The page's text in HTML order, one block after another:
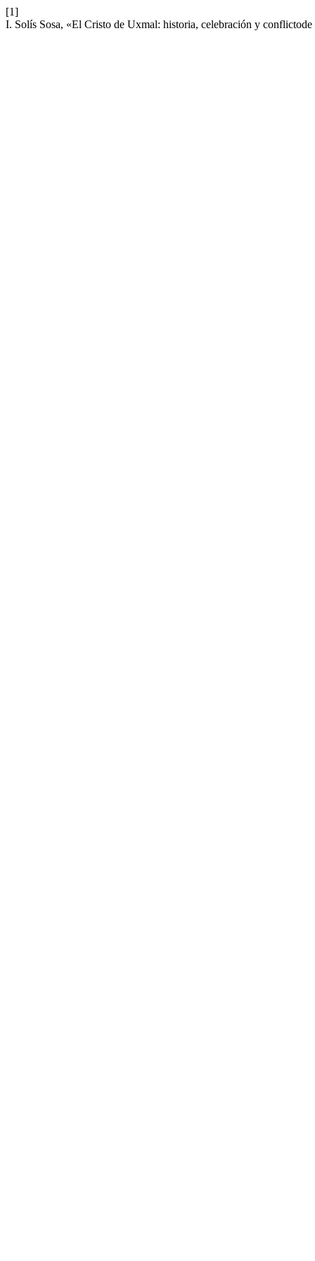
[1]
I. Solís Sosa, «El Cristo de Uxmal: historia, celebración y